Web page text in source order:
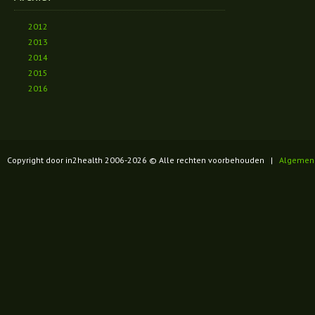
2012
2013
2014
2015
2016
Copyright door in2health 2006-2026 © Alle rechten voorbehouden |